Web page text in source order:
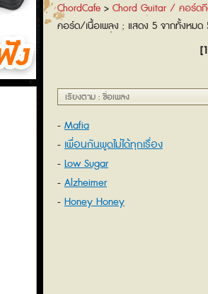
ChordCafe > Chord Guitar / คอร์ด
คอร์ด/เนื้อเพลง : แสดง 5 จากทั้งหมด
เรียงตาม : ชื่อเพลง
Mafia
เพื่อนกันพูดไม่ได้ทุกเรื่อง
Low Sugar
Alzheimer
Honey Honey